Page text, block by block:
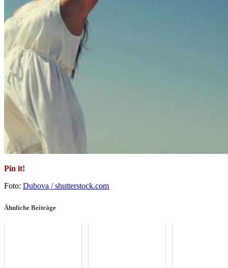
Pin it!
Foto: Dubova / shutterstock.com
Ähnliche Beiträge